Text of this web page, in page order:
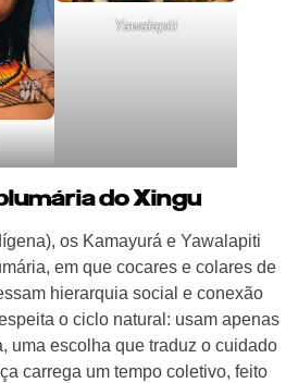
Yawalapiti
do Xingu
os Kamayurá e Yawalapiti
em que cocares e colares de
hierarquia social e conexão
o ciclo natural: usam apenas
uma escolha que traduz o cuidado
carrega um tempo coletivo, feito